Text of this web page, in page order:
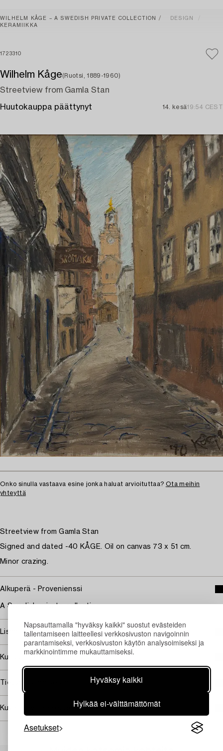
Napsauttamalla "hyväksy kaikki" suostut evästeiden
tallentamiseen laitteellesi verkkosivuston navigoinnin
parantamiseksi, verkkosivuston käytön analysoimiseksi ja
markkinointimme mukauttamiseksi.
Hyväksy kaikki
Hylkää ei-välttämättömät
Asetukset
WILHELM KÅGE – A SWEDISH PRIVATE COLLECTION
DESIGN
KERAMIIKKA
1723310
Wilhelm Kåge(Ruotsi, 1889-1960)
Streetview from Gamla Stan
Huutokauppa päättynyt 14. kesä19:54 CEST
Onko sinulla vastaava esine jonka haluat arvioituttaa? Ota meihin
yhteyttä
Streetview from Gamla Stan
Signed and dated -40 KÅGE. Oil on canvas 73 x 51 cm.
Minor crazing.
Alkuperä - Provenienssi
A Swedish private collection
Lisää taiteilijasta Wilhelm Kåge
Kuuluu jälleenmyyntikorvauksen piiriin
Tietoa ostamisesta
Kuvan käyttöoikeudet